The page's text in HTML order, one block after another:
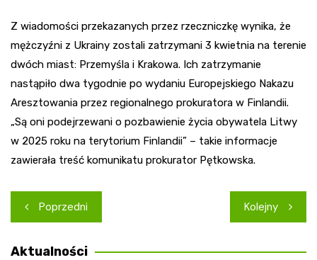
Z wiadomości przekazanych przez rzeczniczkę wynika, że
mężczyźni z Ukrainy zostali zatrzymani 3 kwietnia na terenie
dwóch miast: Przemyśla i Krakowa. Ich zatrzymanie
nastąpiło dwa tygodnie po wydaniu Europejskiego Nakazu
Aresztowania przez regionalnego prokuratora w Finlandii.
„Są oni podejrzewani o pozbawienie życia obywatela Litwy
w 2025 roku na terytorium Finlandii” – takie informacje
zawierała treść komunikatu prokurator Pętkowska.
Nawigacja
wpisu
Poprzedni Kolejny
Aktualności